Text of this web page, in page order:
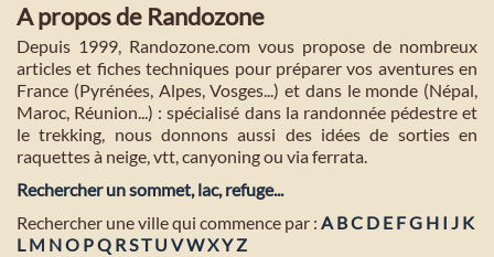
A propos de Randozone
Depuis 1999, Randozone.com vous propose de nombreux
articles et fiches techniques pour préparer vos aventures en
France (Pyrénées, Alpes, Vosges...) et dans le monde (Népal,
Maroc, Réunion...) : spécialisé dans la randonnée pédestre et
le trekking, nous donnons aussi des idées de sorties en
raquettes à neige, vtt, canyoning ou via ferrata.
Rechercher un sommet, lac, refuge...
Rechercher une ville qui commence par : A BC D E FG H I J K
L M NO PQ RST U VWXYZ